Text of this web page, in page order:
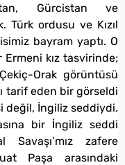
Gürcistan ve
Türk ordusu ve Kızıl
bayram yaptı. O
kız tasvirinde;
Orak görüntüsü
tarif eden bir görseldi
değil, İngiliz seddiydi.
bir İngiliz seddi
zafere
Paşa arasındaki